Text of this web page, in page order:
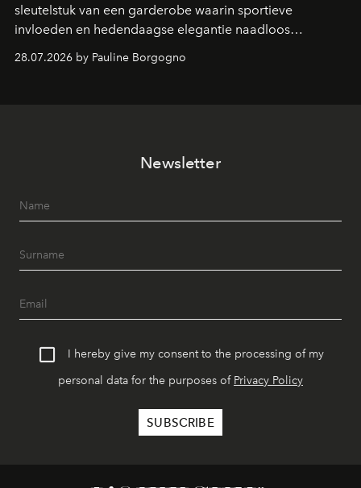
sleutelstuk van een garderobe waarin sportieve
invloeden en hedendaagse elegantie naadloos
samenkomen.
28.07.2026 by Pauline Borgogno
Newsletter
I hereby give my consent to the processing of my
personal data for the purposes of Privacy Policy